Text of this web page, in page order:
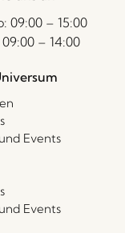
09:00 – 15:00
– 14:00
Events
Events